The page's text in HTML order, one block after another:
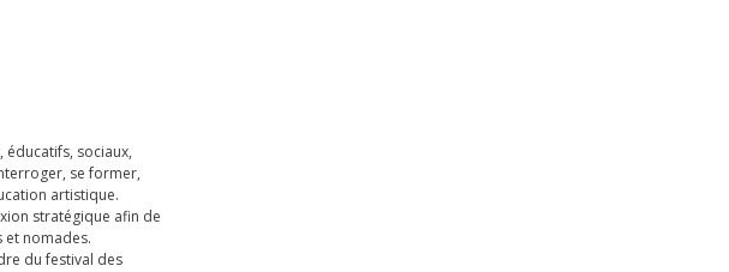
éducatifs, sociaux,
se former,
artistique.
stratégique afin de
nomades.
du festival des